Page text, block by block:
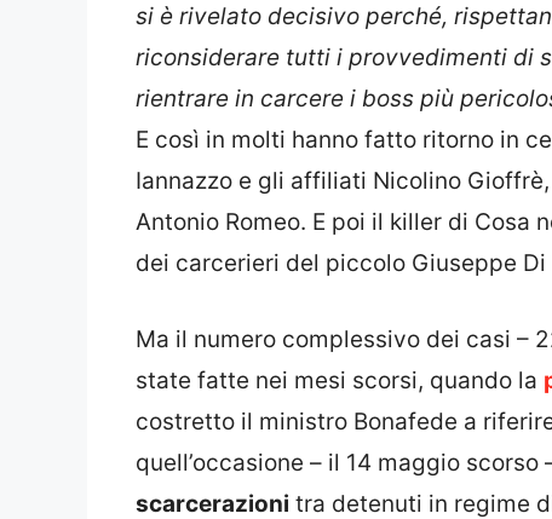
si è rivelato decisivo perché,
riconsiderare tutti i provvedimenti di
rientrare in carcere i boss più
E così in molti hanno fatto ritorno in
Iannazzo e gli affiliati Nicolino
Antonio Romeo. E poi il killer di Cosa
dei carcerieri del piccolo Giuseppe Di
Ma il numero complessivo dei casi –
state fatte nei mesi scorsi, quando la
costretto il ministro Bonafede a
quell’occasione – il 14 maggio
scarcerazioni tra detenuti in regime